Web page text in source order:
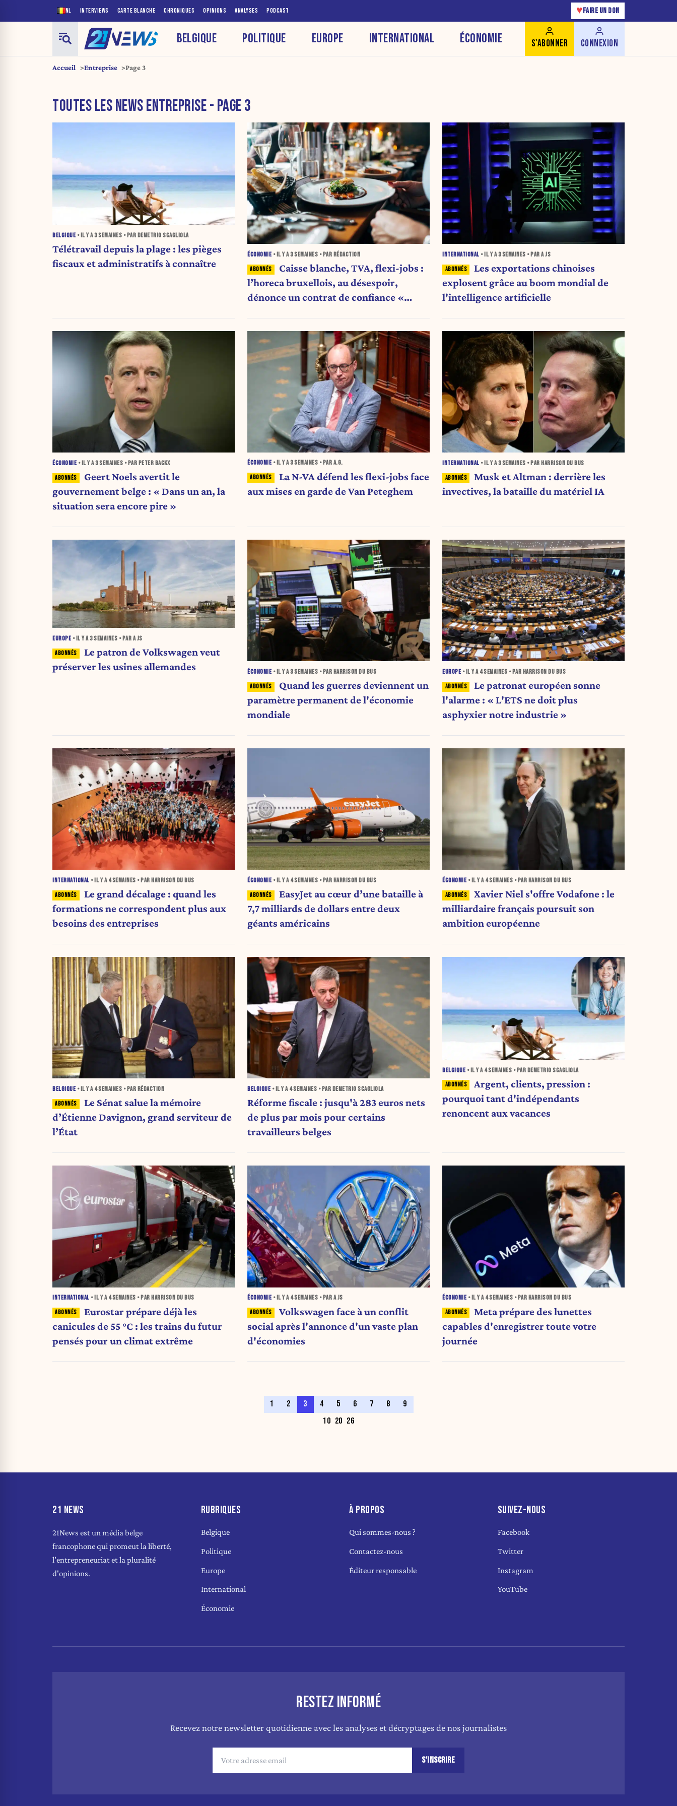
NL INTERVIEWS CARTE BLANCHE CHRONIQUES OPINIONS ANALYSES PODCAST ♥ FAIRE UN DON
BELGIQUE POLITIQUE EUROPE INTERNATIONAL ÉCONOMIE S'ABONNER CONNEXION
Accueil Entreprise Page 3
TOUTES LES NEWS ENTREPRISE - PAGE 3
BELGIQUE • IL Y A3 SEMAINES • PAR DEMETRIO SCAGLIOLA
Télétravail depuis la plage : les pièges
fiscaux et administratifs à connaître
ÉCONOMIE • IL Y A3 SEMAINES • PAR RÉDACTION
Caisse blanche, TVA, flexi-jobs :
l’horeca bruxellois, au désespoir,
dénonce un contrat de confiance «
INTERNATIONAL • IL Y A3 SEMAINES • PAR A JS
Les exportations chinoises
explosent grâce au boom mondial de
l'intelligence artificielle
ÉCONOMIE • IL Y A3 SEMAINES • PAR PETER BACKX
Geert Noels avertit le
gouvernement belge : « Dans un an, la
situation sera encore pire »
ÉCONOMIE • IL Y A3 SEMAINES • PAR A.G.
La N-VA défend les flexi-jobs face
aux mises en garde de Van Peteghem
INTERNATIONAL • IL Y A3 SEMAINES • PAR HARRISON DU BUS
Musk et Altman : derrière les
invectives, la bataille du matériel IA
EUROPE • IL Y A3 SEMAINES • PAR A JS
Le patron de Volkswagen veut
préserver les usines allemandes
ÉCONOMIE • IL Y A3 SEMAINES • PAR HARRISON DU BUS
Quand les guerres deviennent un
paramètre permanent de l'économie
mondiale
EUROPE • IL Y A 4 SEMAINES • PAR HARRISON DU BUS
Le patronat européen sonne
l'alarme : « L'ETS ne doit plus
asphyxier notre industrie »
INTERNATIONAL • IL Y A 4 SEMAINES • PAR HARRISON DU BUS
Le grand décalage : quand les
formations ne correspondent plus aux
besoins des entreprises
ÉCONOMIE • IL Y A 4 SEMAINES • PAR HARRISON DU BUS
EasyJet au cœur d’une bataille à
7,7 milliards de dollars entre deux
géants américains
ÉCONOMIE • IL Y A 4 SEMAINES • PAR HARRISON DU BUS
Xavier Niel s'offre Vodafone : le
milliardaire français poursuit son
ambition européenne
BELGIQUE • IL Y A 4 SEMAINES • PAR RÉDACTION
Le Sénat salue la mémoire
d’Étienne Davignon, grand serviteur de
l’État
BELGIQUE • IL Y A 4 SEMAINES • PAR DEMETRIO SCAGLIOLA
Réforme fiscale : jusqu'à 283 euros nets
de plus par mois pour certains
travailleurs belges
BELGIQUE • IL Y A 4 SEMAINES • PAR DEMETRIO SCAGLIOLA
Argent, clients, pression :
pourquoi tant d'indépendants
renoncent aux vacances
INTERNATIONAL • IL Y A 4 SEMAINES • PAR HARRISON DU BUS
Eurostar prépare déjà les
canicules de 55 °C : les trains du futur
pensés pour un climat extrême
ÉCONOMIE • IL Y A 4 SEMAINES • PAR A JS
Volkswagen face à un conflit
social après l'annonce d'un vaste plan
d'économies
ÉCONOMIE • IL Y A 4 SEMAINES • PAR HARRISON DU BUS
Meta prépare des lunettes
capables d'enregistrer toute votre
journée
1 2 3 4 5 6 7 8
9
10 20 26
21 NEWS
21News est un média belge
francophone qui promeut la liberté,
l'entrepreneuriat et la pluralité
d'opinions.
RUBRIQUES
Belgique
Politique
Europe
International
Économie
À PROPOS
Qui sommes-nous ?
Contactez-nous
Éditeur responsable
SUIVEZ-NOUS
Facebook
Twitter
Instagram
YouTube
RESTEZ INFORMÉ
Recevez notre newsletter quotidienne avec les analyses et décryptages de nos journalistes
S'INSCRIRE